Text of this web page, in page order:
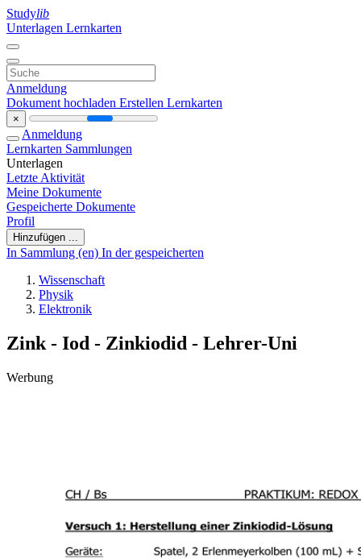
Studylib
Unterlagen Lernkarten
Anmeldung
Dokument hochladen Erstellen Lernkarten
×
Anmeldung
Lernkarten Sammlungen
Unterlagen
Letzte Aktivität
Meine Dokumente
Gespeicherte Dokumente
Profil
Hinzufügen ...
In Sammlung (en) In der gespeicherten
Wissenschaft
Physik
Elektronik
Zink - Iod - Zinkiodid - Lehrer-Uni
Werbung